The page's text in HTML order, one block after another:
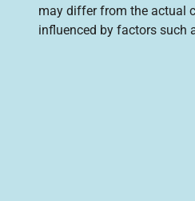
may differ from the actual
influenced by factors such